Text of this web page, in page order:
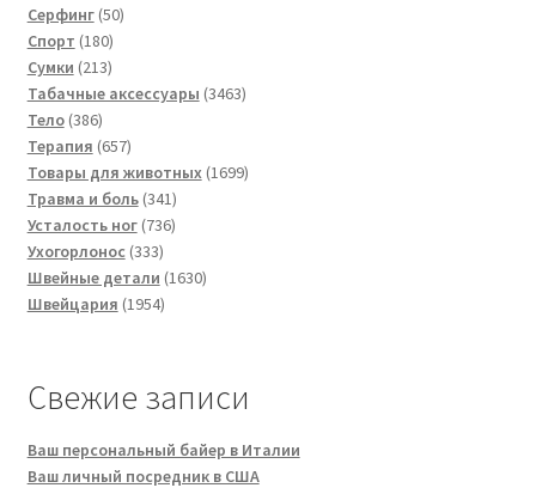
Серфинг 5050
Спорт 180180
товаров
Сумки 213213
товаров
Табачные аксессуары 34633463
Тело 386386
товаров
Терапия 657657
товаров
Товары для животных 16991699
Травма и боль 341341
товар
Усталость ног 736736
Ухогорлонос 333333
товара
Швейные детали 16301630
Швейцария 19541954
Свежие записи
Ваш персональный байер в Италии
Ваш личный посредник в США